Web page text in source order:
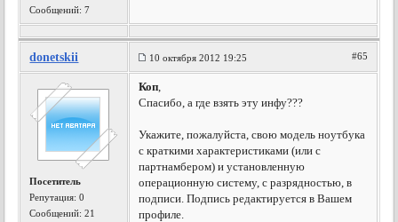
Сообщений: 7
donetskii 10 октября 2012 19:25 #65
Посетитель
Репутация:0
Сообщений: 21
Коп,
Спасибо, а где взять эту инфу???
Укажите, пожалуйста, свою модель ноутбука
с краткими характеристиками (или с
партнамбером) и установленную
операционную систему, с разрядностью, в
подписи. Подпись редактируется в Вашем
профиле.